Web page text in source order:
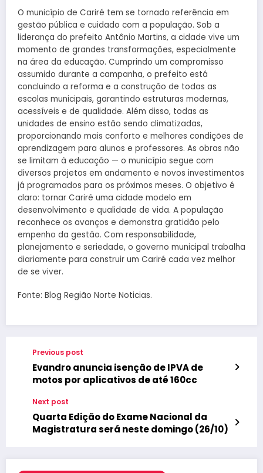
O município de Cariré tem se tornado referência em
gestão pública e cuidado com a população. Sob a
liderança do prefeito Antônio Martins, a cidade vive um
momento de grandes transformações, especialmente
na área da educação. Cumprindo um compromisso
assumido durante a campanha, o prefeito está
concluindo a reforma e a construção de todas as
escolas municipais, garantindo estruturas modernas,
acessíveis e de qualidade. Além disso, todas as
unidades de ensino estão sendo climatizadas,
proporcionando mais conforto e melhores condições de
aprendizagem para alunos e professores. As obras não
se limitam à educação — o município segue com
diversos projetos em andamento e novos investimentos
já programados para os próximos meses. O objetivo é
claro: tornar Cariré uma cidade modelo em
desenvolvimento e qualidade de vida. A população
reconhece os avanços e demonstra gratidão pelo
empenho da gestão. Com responsabilidade,
planejamento e seriedade, o governo municipal trabalha
diariamente para construir um Cariré cada vez melhor
de se viver.
Fonte: Blog Região Norte Noticias.
Previous post
Evandro anuncia isenção de IPVA de
motos por aplicativos de até 160cc
Next post
Quarta Edição do Exame Nacional da
Magistratura será neste domingo (26/10)